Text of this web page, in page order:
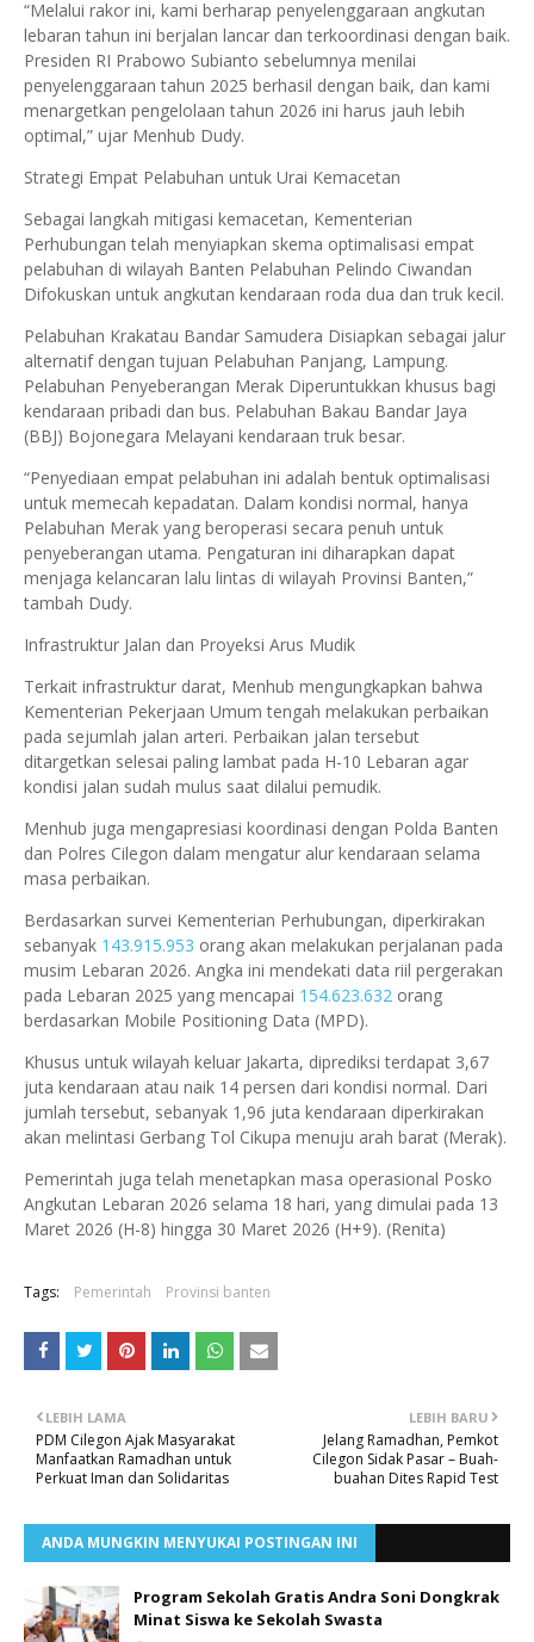
​“Melalui rakor ini, kami berharap penyelenggaraan angkutan
lebaran tahun ini berjalan lancar dan terkoordinasi dengan baik.
Presiden RI Prabowo Subianto sebelumnya menilai
penyelenggaraan tahun 2025 berhasil dengan baik, dan kami
menargetkan pengelolaan tahun 2026 ini harus jauh lebih
optimal,” ujar Menhub Dudy.
​Strategi Empat Pelabuhan untuk Urai Kemacetan
Sebagai langkah mitigasi kemacetan, Kementerian
Perhubungan telah menyiapkan skema optimalisasi empat
pelabuhan di wilayah Banten Pelabuhan Pelindo Ciwandan
Difokuskan untuk angkutan kendaraan roda dua dan truk kecil.
Pelabuhan Krakatau Bandar Samudera Disiapkan sebagai jalur
alternatif dengan tujuan Pelabuhan Panjang, Lampung.
Pelabuhan Penyeberangan Merak Diperuntukkan khusus bagi
kendaraan pribadi dan bus. Pelabuhan Bakau Bandar Jaya
(BBJ) Bojonegara Melayani kendaraan truk besar.
​“Penyediaan empat pelabuhan ini adalah bentuk optimalisasi
untuk memecah kepadatan. Dalam kondisi normal, hanya
Pelabuhan Merak yang beroperasi secara penuh untuk
penyeberangan utama. Pengaturan ini diharapkan dapat
menjaga kelancaran lalu lintas di wilayah Provinsi Banten,”
tambah Dudy.
​Infrastruktur Jalan dan Proyeksi Arus Mudik
Terkait infrastruktur darat, Menhub mengungkapkan bahwa
Kementerian Pekerjaan Umum tengah melakukan perbaikan
pada sejumlah jalan arteri. Perbaikan jalan tersebut
ditargetkan selesai paling lambat pada H-10 Lebaran agar
kondisi jalan sudah mulus saat dilalui pemudik.
Menhub juga mengapresiasi koordinasi dengan Polda Banten
dan Polres Cilegon dalam mengatur alur kendaraan selama
masa perbaikan.
​Berdasarkan survei Kementerian Perhubungan, diperkirakan
sebanyak 143.915.953 orang akan melakukan perjalanan pada
musim Lebaran 2026. Angka ini mendekati data riil pergerakan
pada Lebaran 2025 yang mencapai 154.623.632 orang
berdasarkan Mobile Positioning Data (MPD).
​Khusus untuk wilayah keluar Jakarta, diprediksi terdapat 3,67
juta kendaraan atau naik 14 persen dari kondisi normal. Dari
jumlah tersebut, sebanyak 1,96 juta kendaraan diperkirakan
akan melintasi Gerbang Tol Cikupa menuju arah barat (Merak).
​Pemerintah juga telah menetapkan masa operasional Posko
Angkutan Lebaran 2026 selama 18 hari, yang dimulai pada 13
Maret 2026 (H-8) hingga 30 Maret 2026 (H+9). (Renita)
Tags: Pemerintah Provinsi banten
LEBIH BARU
Jelang Ramadhan, Pemkot
Cilegon Sidak Pasar – Buah-
buahan Dites Rapid Test
LEBIH LAMA
PDM Cilegon Ajak Masyarakat
Manfaatkan Ramadhan untuk
Perkuat Iman dan Solidaritas
ANDA MUNGKIN MENYUKAI POSTINGAN INI
Program Sekolah Gratis Andra Soni Dongkrak
Minat Siswa ke Sekolah Swasta